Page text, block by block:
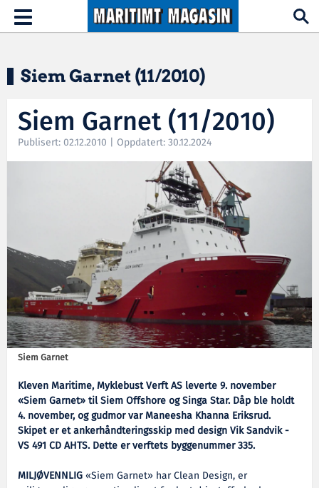
Hopp til hovedinnhold
Toggle
navigation
Siem Garnet (11/2010)
Siem Garnet (11/2010)
Publisert: 02.12.2010 | Oppdatert: 30.12.2024
Siem Garnet
Kleven Maritime, Myklebust Verft AS leverte 9. november
«Siem Garnet» til Siem Offshore og Singa Star. Dåp ble holdt
4. november, og gudmor var Maneesha Khanna Eriksrud.
Skipet er et ankerhåndteringsskip med design Vik Sandvik -
VS 491 CD AHTS. Dette er verftets byggenummer 335.
MILJØVENNLIG«Siem Garnet» har Clean Design, er